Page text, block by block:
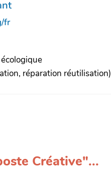
fr
réparation réutilisation)